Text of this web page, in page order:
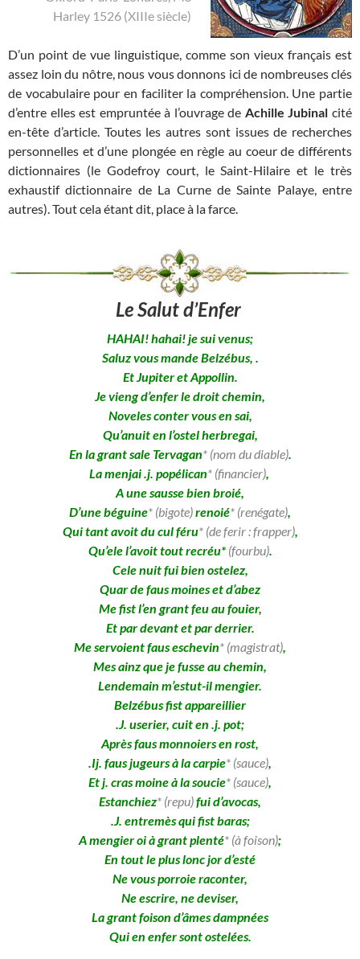
Harley 1526 (XIIIe siècle)
D’un point de vue linguistique, comme son vieux français est
assez loin du nôtre, nous vous donnons ici de nombreuses clés
de vocabulaire pour en faciliter la compréhension. Une partie
d’entre elles est empruntée à l’ouvrage de Achille Jubinal cité
en-tête d’article. Toutes les autres sont issues de recherches
personnelles et d’une plongée en règle au coeur de différents
dictionnaires (le Godefroy court, le Saint-Hilaire et le très
exhaustif dictionnaire de La Curne de Sainte Palaye, entre
autres). Tout cela étant dit, place à la farce.
Le Salut d’Enfer
HAHAI! hahai! je sui venus;
Saluz vous mande Belzébus, .
Et Jupiter et Appollin.
Je vieng d’enfer le droit chemin,
Noveles conter vous en sai,
Qu’anuit en l’ostel herbregai,
En la grant sale Tervagan* (nom du diable).
La menjai .j. popélican* (financier),
A une sausse bien broié,
D’une béguine* (bigote)renoié* (renégate),
Qui tant avoit du cul féru* (de ferir : frapper),
Qu’ele l’avoit tout recréu* (fourbu).
Cele nuit fui bien ostelez,
Quar de faus moines et d’abez
Me fist l’en grant feu au fouier,
Et par devant et par derrier.
Me servoient faus eschevin* (magistrat),
Mes ainz que je fusse au chemin,
Lendemain m’estut-il mengier.
Belzébus fist appareillier
.J. userier, cuit en .j. pot;
Après faus monnoiers en rost,
.Ij. faus jugeurs à la carpie* (sauce),
Et j. cras moine à la soucie* (sauce),
Estanchiez* (repu)fui d’avocas,
.J. entremès qui fist baras;
A mengier oi à grant plenté* (à foison);
En tout le plus lonc jor d’esté
Ne vous porroie raconter,
Ne escrire, ne deviser,
La grant foison d’âmes dampnées
Qui en enfer sont ostelées.